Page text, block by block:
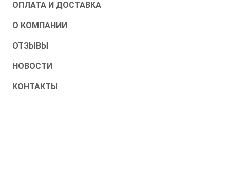
ОПЛАТА И ДОСТАВКА
О КОМПАНИИ
ОТЗЫВЫ
НОВОСТИ
КОНТАКТЫ